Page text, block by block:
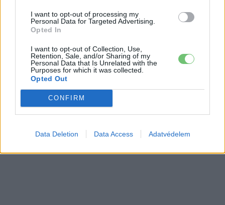
I want to opt-out of processing my
Personal Data for Targeted Advertising.
Opted In
I want to opt-out of Collection, Use,
Retention, Sale, and/or Sharing of my
Personal Data that Is Unrelated with the
Purposes for which it was collected.
Opted Out
CONFIRM
Data Deletion Data Access Adatvédelem
8500-an rendeltek vakon egy autót,
Elektromos
autó
97,6 százalékon áll Norvégia
villanyautó-aránya – közben
átrendeződött a márkák sorrendje